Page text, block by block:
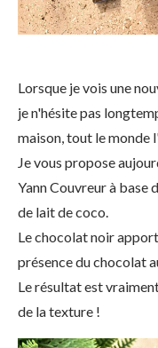
Lorsque je vois une
je n'hésite pas
maison, tout le monde
Je vous propose
Yann Couvreur à base
de lait de coco.
Le chocolat noir
présence du chocolat
Le résultat est
de la texture !